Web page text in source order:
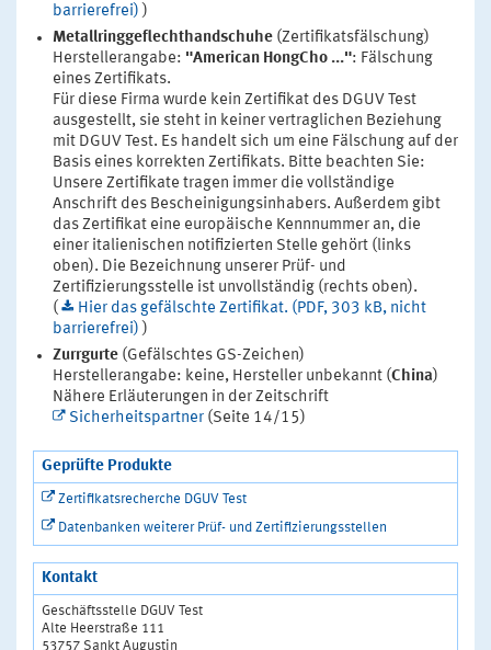
barrierefrei) )
Metallringgeflechthandschuhe(Zertifikatsfälschung)
Herstellerangabe: "American HongCho ...": Fälschung
eines Zertifikats.
Für diese Firma wurde kein Zertifikat des DGUV Test
ausgestellt, sie steht in keiner vertraglichen Beziehung
mit DGUV Test. Es handelt sich um eine Fälschung auf der
Basis eines korrekten Zertifikats. Bitte beachten Sie:
Unsere Zertifikate tragen immer die vollständige
Anschrift des Bescheinigungsinhabers. Außerdem gibt
das Zertifikat eine europäische Kennnummer an, die
einer italienischen notifizierten Stelle gehört (links
oben). Die Bezeichnung unserer Prüf- und
Zertifizierungsstelle ist unvollständig (rechts oben).
(
Hier das gefälschte Zertifikat. (PDF, 303 kB, nicht
barrierefrei) )
Zurrgurte(Gefälschtes GS-Zeichen)
Herstellerangabe: keine, Hersteller unbekannt (China)
Nähere Erläuterungen in der Zeitschrift
Sicherheitspartner(Seite 14/15)
Geprüfte Produkte
Zertifikatsrecherche DGUV Test
Datenbanken weiterer Prüf- und Zertifizierungsstellen
Kontakt
Geschäftsstelle DGUV Test
Alte Heerstraße 111
53757 Sankt Augustin